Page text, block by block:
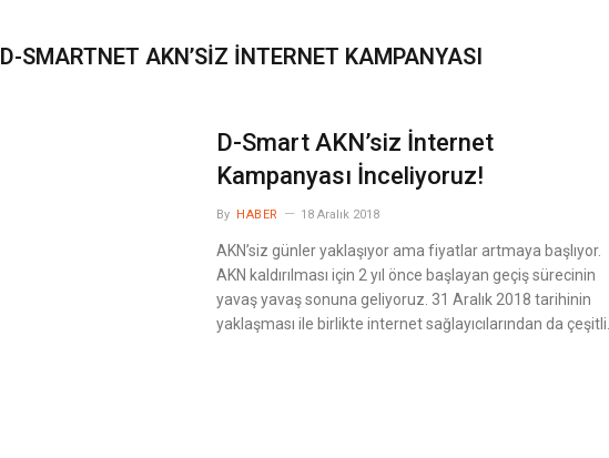
D-SMARTNET AKN’SIZ İNTERNET KAMPANYASI
D-Smart AKN’siz İnternet
Kampanyası İnceliyoruz!
By HABER 18 Aralık 2018
AKN’siz günler yaklaşıyor ama fiyatlar artmaya başlıyor.
AKN kaldırılması için 2 yıl önce başlayan geçiş sürecinin
yavaş yavaş sonuna geliyoruz. 31 Aralık 2018 tarihinin
yaklaşması ile birlikte internet sağlayıcılarından da çeşitli…